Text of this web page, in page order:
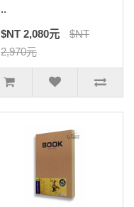
..
$NT 2,080元
$NT
2,970元